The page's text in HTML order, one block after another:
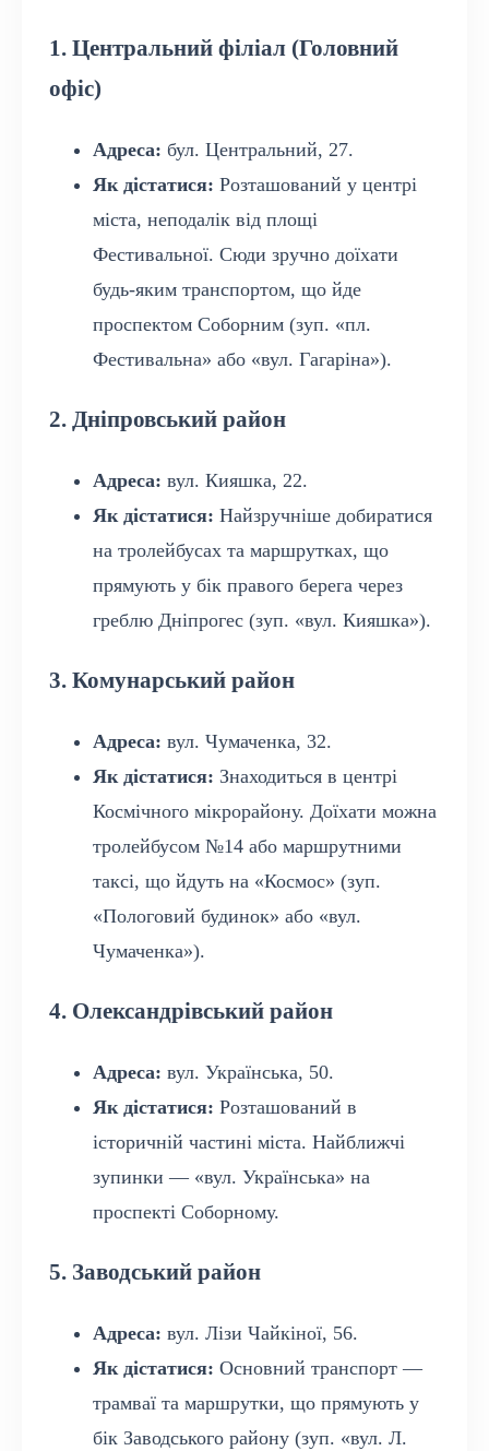
1. Центральний філіал (Головний
офіс)
Адреса: бул. Центральний, 27.
Як дістатися: Розташований у центрі
міста, неподалік від площі
Фестивальної. Сюди зручно доїхати
будь-яким транспортом, що йде
проспектом Соборним (зуп. «пл.
Фестивальна» або «вул. Гагаріна»).
2. Дніпровський район
Адреса: вул. Кияшка, 22.
Як дістатися: Найзручніше добиратися
на тролейбусах та маршрутках, що
прямують у бік правого берега через
греблю Дніпрогес (зуп. «вул. Кияшка»).
3. Комунарський район
Адреса: вул. Чумаченка, 32.
Як дістатися: Знаходиться в центрі
Космічного мікрорайону. Доїхати можна
тролейбусом №14 або маршрутними
таксі, що йдуть на «Космос» (зуп.
«Пологовий будинок» або «вул.
Чумаченка»).
4. Олександрівський район
Адреса: вул. Українська, 50.
Як дістатися: Розташований в
історичній частині міста. Найближчі
зупинки — «вул. Українська» на
проспекті Соборному.
5. Заводський район
Адреса: вул. Лізи Чайкіної, 56.
Як дістатися: Основний транспорт —
трамваї та маршрутки, що прямують у
бік Заводського району (зуп. «вул. Л.